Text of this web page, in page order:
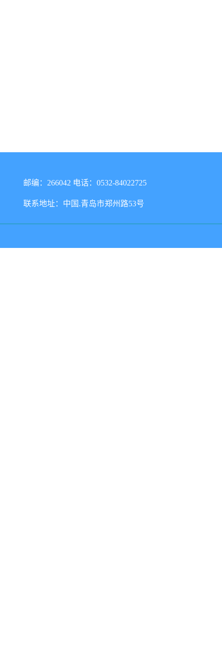
邮编：266042 电话：0532-84022725
联系地址：中国.青岛市郑州路53号